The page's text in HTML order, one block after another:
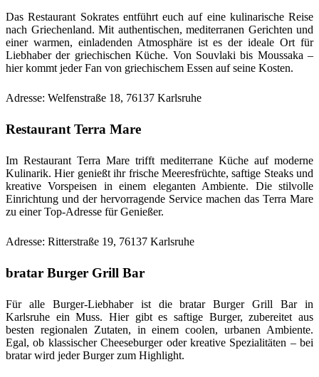
Das Restaurant Sokrates entführt euch auf eine kulinarische Reise
nach Griechenland. Mit authentischen, mediterranen Gerichten und
einer warmen, einladenden Atmosphäre ist es der ideale Ort für
Liebhaber der griechischen Küche. Von Souvlaki bis Moussaka –
hier kommt jeder Fan von griechischem Essen auf seine Kosten.
Adresse: Welfenstraße 18, 76137 Karlsruhe
Restaurant Terra Mare
Im Restaurant Terra Mare trifft mediterrane Küche auf moderne
Kulinarik. Hier genießt ihr frische Meeresfrüchte, saftige Steaks und
kreative Vorspeisen in einem eleganten Ambiente. Die stilvolle
Einrichtung und der hervorragende Service machen das Terra Mare
zu einer Top-Adresse für Genießer.
Adresse: Ritterstraße 19, 76137 Karlsruhe
bratar Burger Grill Bar
Für alle Burger-Liebhaber ist die bratar Burger Grill Bar in
Karlsruhe ein Muss. Hier gibt es saftige Burger, zubereitet aus
besten regionalen Zutaten, in einem coolen, urbanen Ambiente.
Egal, ob klassischer Cheeseburger oder kreative Spezialitäten – bei
bratar wird jeder Burger zum Highlight.